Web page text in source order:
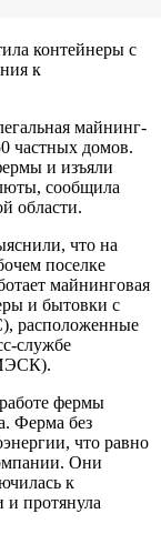
контейнеры с
к
майнинг-
частных домов.
и изъяли
сообщила
области.
что на
поселке
майнинговая
и бытовки с
расположенные
службе
фермы
Ферма без
что равно
Они
к
и протянула